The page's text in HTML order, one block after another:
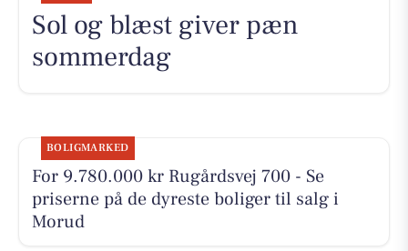
Sol og blæst giver pæn
sommerdag
BOLIGMARKED
For 9.780.000 kr Rugårdsvej 700 - Se
priserne på de dyreste boliger til salg i
Morud